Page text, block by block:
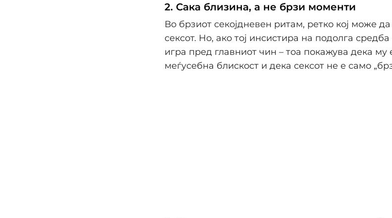
2. Сака близина, а не брзи моменти
Во брзиот секојдневен ритам, ретко кој може
сексот. Но, ако тој инсистира на подолга
игра пред главниот чин – тоа покажува дека
меѓусебна блискост и дека сексот не е само